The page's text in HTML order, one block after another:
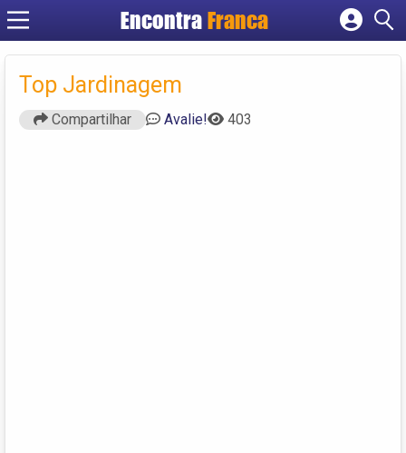
Encontra Franca
Cadastrar empresa
Top Jardinagem
Compartilhar Avalie! 403